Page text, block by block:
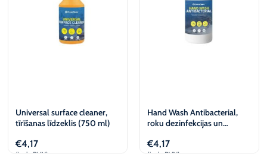
Universal surface cleaner,
tīrīšanas līdzeklis (750 ml)
€4,17
(iesk. PVN)
Hand Wash Antibacterial,
roku dezinfekcijas un
ml)
€4,17
(iesk. PVN)